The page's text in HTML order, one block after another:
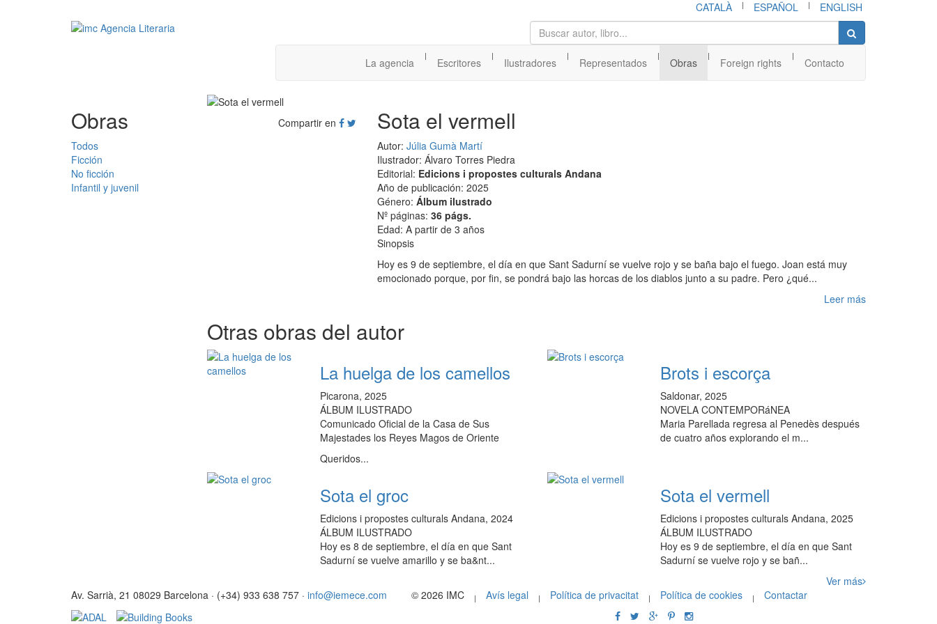
CATALÀ | ESPAÑOL | ENGLISH
La agencia
|
Escritores
|
Ilustradores
|
Representados
|
Obras
|
Foreign rights
|
Contacto
Obras
Todos
Ficción
No ficción
Infantil y juvenil
Compartir en Sota el vermell
Autor: Júlia Gumà Martí
Ilustrador: Álvaro Torres Piedra
Editorial: Edicions i propostes culturals Andana
Año de publicación: 2025
Género: Álbum ilustrado
Nº páginas: 36 págs.
Edad: A partir de 3 años
Sinopsis
Hoy es 9 de septiembre, el día en que Sant Sadurní se vuelve rojo y se baña bajo el fuego. Joan está muy
emocionado porque, por fin, se pondrá bajo las horcas de los diablos junto a su padre. Pero ¿qué...
Leer más
Otras obras del autor
La huelga de los camellos
Picarona, 2025
ÁLBUM ILUSTRADO
Comunicado Oficial de la Casa de Sus
Majestades los Reyes Magos de Oriente
Queridos...
Brots i escorça
Saldonar, 2025
NOVELA CONTEMPORáNEA
Maria Parellada regresa al Penedès después
de cuatro años explorando el m...
Sota el groc
Edicions i propostes culturals Andana, 2024
ÁLBUM ILUSTRADO
Hoy es 8 de septiembre, el día en que Sant
Sadurní se vuelve amarillo y se ba&nt...
Sota el vermell
Edicions i propostes culturals Andana, 2025
ÁLBUM ILUSTRADO
Hoy es 9 de septiembre, el día en que Sant
Sadurní se vuelve rojo y se bañ...
Ver más
Av. Sarrià, 21 08029 Barcelona · (+34) 933 638 757 · info@iemece.com © 2026 IMC | Avís legal | Política de privacitat | Política de cookies | Contactar